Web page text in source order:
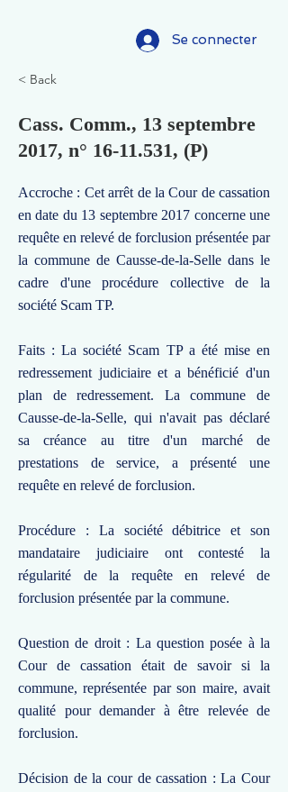
Se connecter
< Back
Cass. Comm., 13 septembre
2017, n° 16-11.531, (P)
Accroche : Cet arrêt de la Cour de cassation
en date du 13 septembre 2017 concerne une
requête en relevé de forclusion présentée par
la commune de Causse-de-la-Selle dans le
cadre d'une procédure collective de la
société Scam TP.
Faits : La société Scam TP a été mise en
redressement judiciaire et a bénéficié d'un
plan de redressement. La commune de
Causse-de-la-Selle, qui n'avait pas déclaré
sa créance au titre d'un marché de
prestations de service, a présenté une
requête en relevé de forclusion.
Procédure : La société débitrice et son
mandataire judiciaire ont contesté la
régularité de la requête en relevé de
forclusion présentée par la commune.
Question de droit : La question posée à la
Cour de cassation était de savoir si la
commune, représentée par son maire, avait
qualité pour demander à être relevée de
forclusion.
Décision de la cour de cassation : La Cour